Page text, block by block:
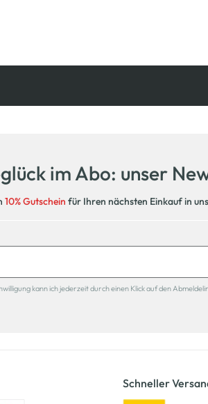
im Abo: unser
10% Gutschein für Ihren nächsten Einkauf in
kann ich jederzeit durch einen Klick auf den
Schneller